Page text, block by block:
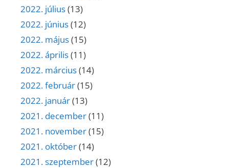
2022. július(13)
2022. június(12)
2022. május(15)
2022. április(11)
2022. március(14)
2022. február(15)
2022. január(13)
2021. december(11)
2021. november(15)
2021. október(14)
2021. szeptember(12)